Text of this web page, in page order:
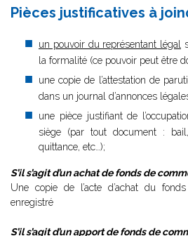
Pièces justificatives à
un pouvoir du représentant légal
la formalité (ce pouvoir peut être
une copie de l’attestation de
dans un journal d’annonces
une pièce justifiant de
siège (par tout document :
quittance, etc…);
S’il s’agit d’un achat de fonds de
Une copie de l’acte d’achat du
enregistré
S’il s’agit d’un apport de fonds de